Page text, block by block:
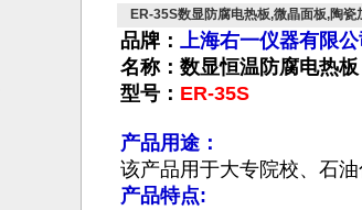
ER-35S数显防腐电热板,微晶面板,陶
品牌： 上海右一仪器有限公
名称：数显恒温防腐电热板
型号： ER-35S
产品用途：
该产品用于大专院校、石
产品特点: